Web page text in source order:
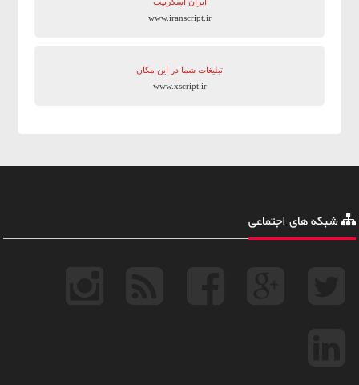
www.iranscript.ir
تبلیغات شما در این مکان
www.xscript.ir
شبکه های اجتماعی